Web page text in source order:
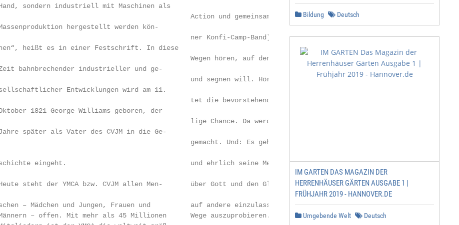
sondern industriell mit Maschinen als                                                      bekanntgegeben,
Action und gemeinsamem Singen (mit eige-
hergestellt werden kön-                                                         neuen Konfi-Kurs
ner Konfi-Camp-Band) werden wir von neuen
heißt es in einer Festschrift. In diese                                                    sind alle Konfis,
Wegen hören, auf denen uns Gott begleiten
bahnbrechender industrieller und ge-                                                        Angehörigen und
und segnen will. Hören und Erleben: Dazu bie-
Entwicklungen wird am 11.                                                       einem Fest im
tet die bevorstehende Konfi-Zeit eine einma-
1821 George Williams geboren, der                                                        schen Zentrums mit der
lige Chance. Da werden neue Entdeckungen
später als Vater des CVJM in die Ge-                                                       Für Mittagessen
gemacht. Und: Es gehört auch Mut dazu, offen
Was sonst noch
eingeht.                               und ehrlich seine Meinung zu sagen, auch
bekanntgegeben.
steht der YMCA bzw. CVJM allen Men-       über Gott und den Glauben. Und auch, sich
– Mädchen und Jungen, Frauen und          auf andere einzulassen und gemeinsam neue        Wir freuen uns
– offen. Mit mehr als 45 Millionen      Wege auszuprobieren.                             ich grüße Sie
Bildung Deutsch
IM GARTEN DAS MAGAZIN DER
HERRENHÄUSER GÄRTEN AUSGABE 1 |
FRÜHJAHR 2019 - HANNOVER.DE
Umgebende Welt Deutsch